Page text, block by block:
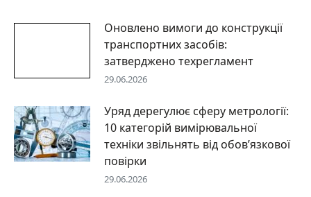
Оновлено вимоги до конструкції
транспортних засобів:
затверджено техрегламент
29.06.2026
Уряд дерегулює сферу метрології:
10 категорій вимірювальної
техніки звільнять від обов’язкової
повірки
29.06.2026